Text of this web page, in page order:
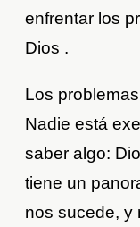
enfrentar los
Dios .
Los
Nadie está
saber algo:
tiene un
nos sucede, y